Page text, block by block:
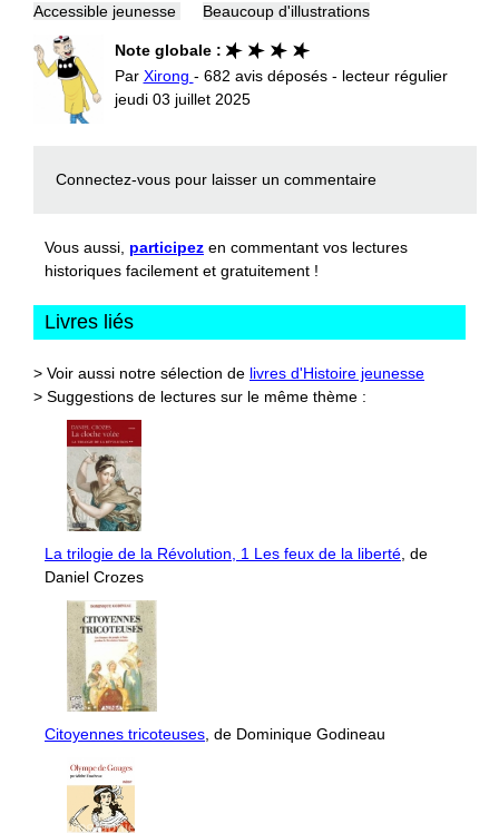
Accessible jeunesse Beaucoup d'illustrations
Note globale :
Par Xirong - 682 avis déposés - lecteur régulier
jeudi 03 juillet 2025
Connectez-vous pour laisser un commentaire
Vous aussi, participez en commentant vos lectures
historiques facilement et gratuitement !
Livres liés
> Voir aussi notre sélection de livres d'Histoire jeunesse
> Suggestions de lectures sur le même thème :
La trilogie de la Révolution, 1 Les feux de la liberté , de
Daniel Crozes
Citoyennes tricoteuses , de Dominique Godineau